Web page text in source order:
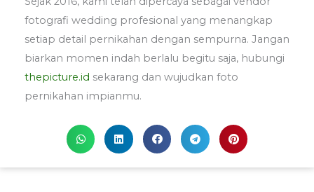
fotografi wedding profesional yang menangkap
setiap detail pernikahan dengan sempurna. Jangan
biarkan momen indah berlalu begitu saja, hubungi
thepicture.id sekarang dan wujudkan foto
pernikahan impianmu.